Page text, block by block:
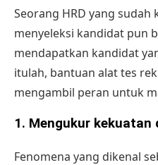
Seorang HRD yang sudah
menyeleksi kandidat pun
mendapatkan kandidat
itulah, bantuan alat tes
mengambil peran untuk
1. Mengukur kekuatan
Fenomena yang dikenal